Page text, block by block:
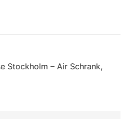
Stockholm – Air Schrank,